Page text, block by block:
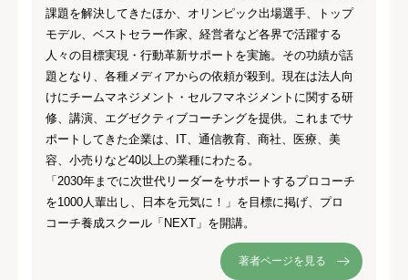
課題を解決してきたほか、オリンピック出場選手、トップ
モデル、ベストセラー作家、経営者など各界で活躍する
人々の目標実現・行動革新サポートを実施。その功績が話
題となり、各種メディアからの依頼が殺到。現在は法人向
けにチームマネジメント・セルフマネジメントに関する研
修、講演、エグゼクティブコーチングを提供。これまでサ
ポートしてきた企業は、IT、通信教育、商社、医療、美
容、小売りなど40以上の業種にわたる。
「2030年までに次世代リーダーをサポートするプロコーチ
を1000人輩出し、日本を元気に！」を目標に掲げ、プロ
コーチ養成スクール「NEXT」を開講。
著者ページを見る